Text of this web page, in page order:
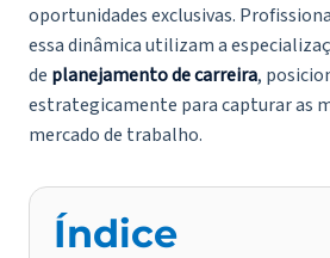
oportunidades exclusivas.
essa dinâmica utilizam a
de planejamento de carreira,
estrategicamente para capturar as
mercado de trabalho.
Índice